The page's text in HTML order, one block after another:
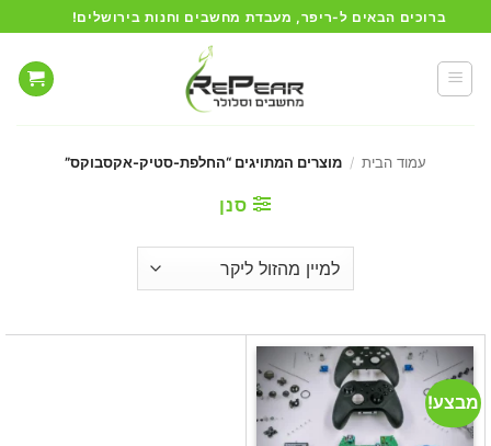
to
content
ברוכים הבאים ל-ריפר, מעבדת מחשבים וחנות בירושלים!
עמוד הבית / מוצרים המתויגים “החלפת-סטיק-אקסבוקס”
סנן
מבצע!